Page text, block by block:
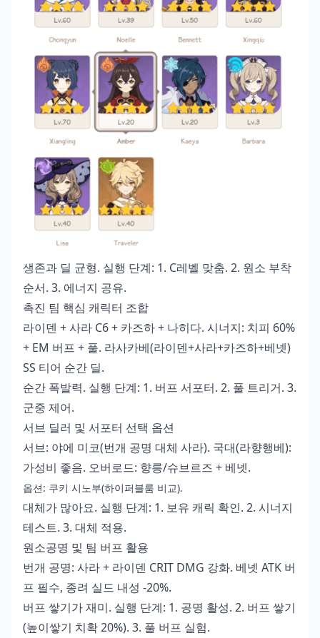
생존과 딜 균형. 실행 단계: 1. C레벨 맞춤. 2. 원소 부착
순서. 3. 에너지 공유.
촉진 팀 핵심 캐릭터 조합
라이덴 + 사라 C6 + 카즈하 + 나히다. 시너지: 치피 60%
+ EM 버프 + 풀. 라사카베(라이덴+사라+카즈하+베넷)
SS 티어 순간 딜.
순간 폭발력. 실행 단계: 1. 버프 서포터. 2. 풀 트리거. 3.
군중 제어.
서브 딜러 및 서포터 선택 옵션
서브: 야에 미코(번개 공명 대체 사라). 국대(라향행베):
가성비 좋음. 오버로드: 향릉/슈브르즈 + 베넷.
옵션: 쿠키 시노부(하이퍼블룸 비교).
대체가 많아요. 실행 단계: 1. 보유 캐릭 확인. 2. 시너지
테스트. 3. 대체 적용.
원소공명 및 팀 버프 활용
번개 공명: 사라 + 라이덴 CRIT DMG 강화. 베넷 ATK 버
프 필수, 종려 실드 내성 -20%.
버프 쌓기가 재미. 실행 단계: 1. 공명 활성. 2. 버프 쌓기
(높이쌓기 치확 20%). 3. 풀 버프 실험.